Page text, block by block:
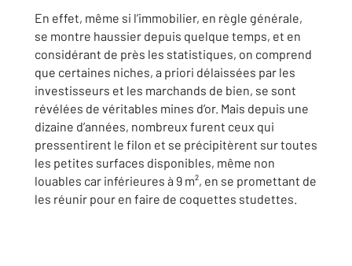
En effet, même si l’immobilier, en règle générale,
se montre haussier depuis quelque temps, et en
considérant de près les statistiques, on comprend
que certaines niches, a priori délaissées par les
investisseurs et les marchands de bien, se sont
révélées de véritables mines d’or. Mais depuis une
dizaine d’années, nombreux furent ceux qui
pressentirent le filon et se précipitèrent sur toutes
les petites surfaces disponibles, même non
louables car inférieures à 9 m², en se promettant de
les réunir pour en faire de coquettes studettes.